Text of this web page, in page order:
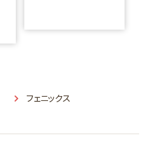
フェニックス